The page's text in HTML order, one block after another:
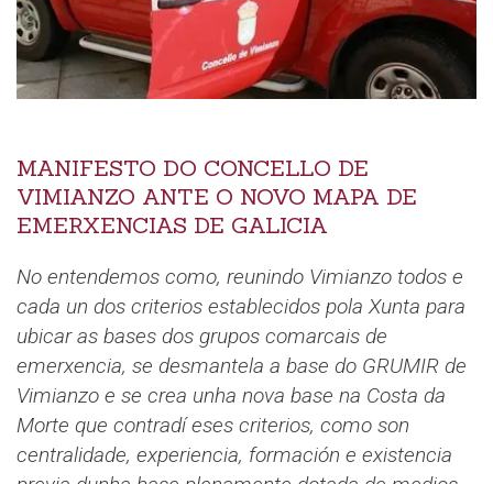
MANIFESTO DO CONCELLO DE
VIMIANZO ANTE O NOVO MAPA DE
EMERXENCIAS DE GALICIA
No entendemos como, reunindo Vimianzo todos e
cada un dos criterios establecidos pola Xunta para
ubicar as bases dos grupos comarcais de
emerxencia, se desmantela a base do GRUMIR de
Vimianzo e se crea unha nova base na Costa da
Morte que contradí eses criterios, como son
centralidade, experiencia, formación e existencia